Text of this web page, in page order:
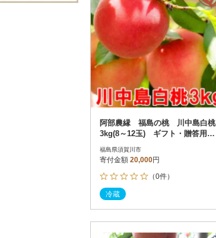
阿部農縁 福島の桃 川中島白桃
3kg(8～12玉) ギフト・贈答用
福島県須賀川市
寄付金額 20,000円
（0件）
冷蔵